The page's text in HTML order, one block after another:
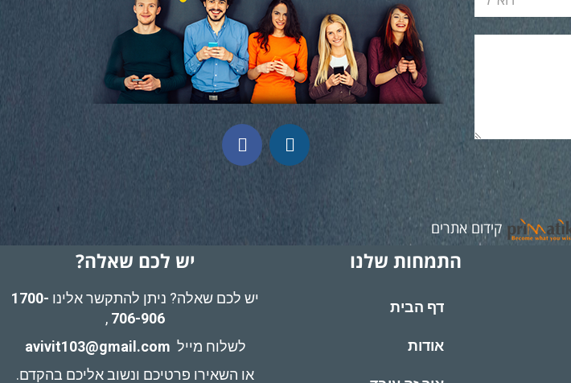
קידום אתרים
התמחות שלנו
דף הבית
אודות
יש לכם שאלה?
יש לכם שאלה? ניתן להתקשר אלינו 1700-
706-906
,
לשלוח מייל avivit103@gmail.com
או השאירו פרטיכם ונשוב אליכם בהקדם.